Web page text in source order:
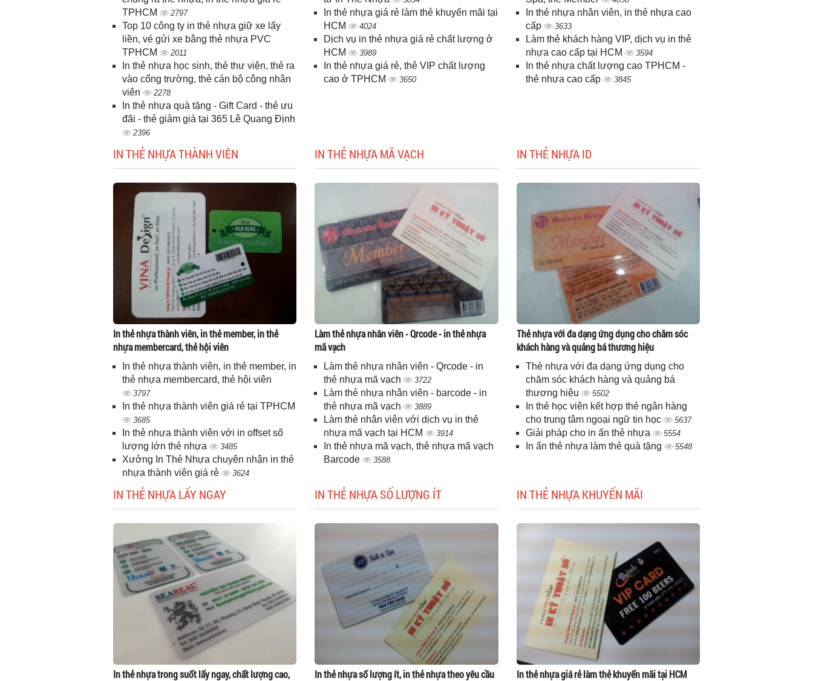
TPHCM
2797
Top 10 công ty in thẻ nhựa giữ xe lấy
liền, vé gửi xe bằng thẻ nhựa PVC
TPHCM
2011
In thẻ nhựa học sinh, thẻ thư viện, thẻ ra
vào cổng trường, thẻ cán bộ công nhân
viên
2278
In thẻ nhựa quà tặng - Gift Card - thẻ ưu
đãi - thẻ giảm giá tại 365 Lê Quang Định
2396
In thẻ nhựa giá rẻ làm thẻ khuyến mãi tại
HCM
4024
Dịch vụ in thẻ nhựa giá rẻ chất lượng ở
HCM
3989
In thẻ nhựa giá rẻ, thẻ VIP chất lượng
cao ở TPHCM
3650
In thẻ nhựa nhân viên, in thẻ nhựa cao
cấp
3633
Làm thẻ khách hàng VIP, dịch vụ in thẻ
nhựa cao cấp tại HCM
3594
In thẻ nhựa chất lượng cao TPHCM -
thẻ nhựa cao cấp
3845
IN THẺ NHỰA THÀNH VIÊN
In thẻ nhựa thành viên, in thẻ member, in thẻ
nhựa membercard, thẻ hội viên
In thẻ nhựa thành viên, in thẻ member, in
thẻ nhựa membercard, thẻ hội viên
3797
In thẻ nhựa thành viên giá rẻ tại TPHCM
3685
In thẻ nhựa thành viên với in offset số
lượng lớn thẻ nhựa
3485
Xưởng In Thẻ Nhựa chuyên nhận in thẻ
nhựa thành viên giá rẻ
3624
IN THẺ NHỰA MÃ VẠCH
Làm thẻ nhựa nhân viên - Qrcode - in thẻ nhựa
mã vạch
Làm thẻ nhựa nhân viên - Qrcode - in
thẻ nhựa mã vạch
3722
Làm thẻ nhựa nhân viên - barcode - in
thẻ nhựa mã vạch
3889
Làm thẻ nhân viên với dịch vụ in thẻ
nhựa mã vạch tại HCM
3914
In thẻ nhựa mã vạch, thẻ nhựa mã vạch
Barcode
3588
IN THẺ NHỰA ID
Thẻ nhựa với đa dạng ứng dụng cho chăm sóc
khách hàng và quảng bá thương hiệu
Thẻ nhựa với đa dạng ứng dụng cho
chăm sóc khách hàng và quảng bá
thương hiệu
5502
In thẻ học viên kết hợp thẻ ngân hàng
cho trung tâm ngoại ngữ tin học
5637
Giải pháp cho in ấn thẻ nhựa 5554
In ấn thẻ nhựa làm thẻ quà tặng 5548
IN THẺ NHỰA LẤY NGAY
In thẻ nhựa trong suốt lấy ngay, chất lượng cao,
IN THẺ NHỰA SỐ LƯỢNG ÍT
In thẻ nhựa số lượng ít, in thẻ nhựa theo yêu cầu
IN THẺ NHỰA KHUYẾN MÃI
In thẻ nhựa giá rẻ làm thẻ khuyến mãi tại HCM